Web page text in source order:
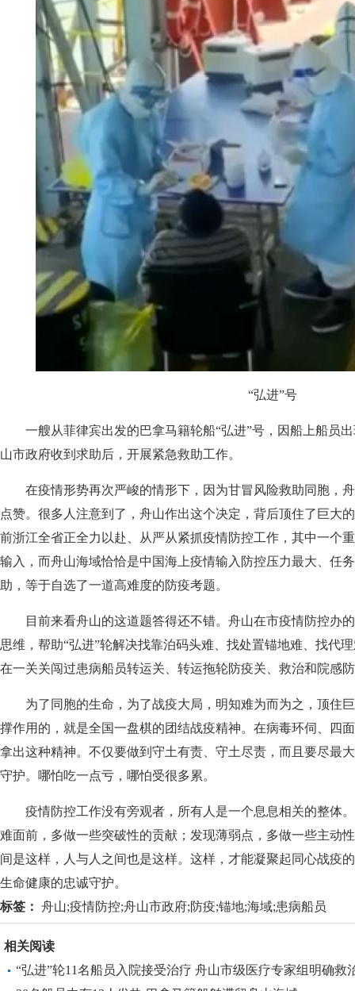
“弘进”号
一艘从菲律宾出发的巴拿马籍轮船“弘进”号，因船上船员出
山市政府收到求助后，开展紧急救助工作。
在疫情形势再次严峻的情形下，因为甘冒风险救助同胞，舟
点赞。很多人注意到了，舟山作出这个决定，背后顶住了巨大
前浙江全省正全力以赴、从严从紧抓疫情防控工作，其中一个
输入，而舟山海域恰恰是中国海上疫情输入防控压力最大、任
助，等于自选了一道高难度的防疫考题。
目前来看舟山的这道题答得还不错。舟山在市疫情防控办的
思维，帮助“弘进”轮解决找靠泊码头难、找处置锚地难、找代
在一关关闯过患病船员转运关、转运拖轮防疫关、救治和院
为了同胞的生命，为了战疫大局，明知难为而为之，顶住巨
撑作用的，就是全国一盘棋的团结战疫精神。在病毒环伺、四
拿出这种精神。不仅要做到守土有责、守土尽责，而且要尽最
守护。哪怕吃一点亏，哪怕受很多累。
疫情防控工作没有旁观者，所有人是一个息息相关的整体。
难面前，多做一些突破性的贡献；发现薄弱点，多做一些主动
间是这样，人与人之间也是这样。这样，才能凝聚起同心战疫
生命健康的忠诚守护。
标签： 舟山;疫情防控;舟山市政府;防疫;锚地;海域;患病船员
相关阅读
“弘进”轮11名船员入院接受治疗 舟山市级医疗专家组明确救